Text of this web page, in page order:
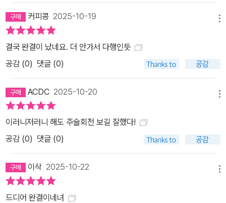
커피콩 2025-10-19
결국 완결이 났네요. 더 안가서 다행인듯
공감 (0) 댓글 (0)
ACDC 2025-10-20
이러니저러니 해도 주술회전 보길 잘했다!
공감 (0) 댓글 (0)
이삭 2025-10-22
드디어 완결이네녀